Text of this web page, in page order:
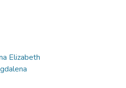
Elizabeth